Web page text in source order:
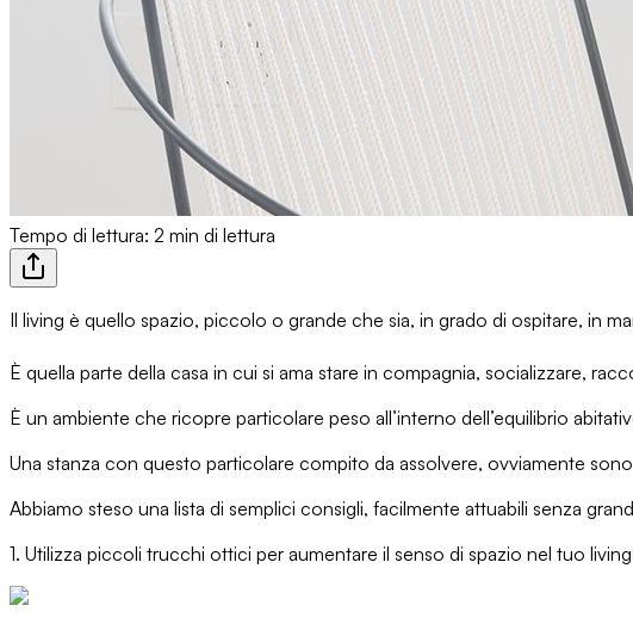
Tempo di lettura: 2 min di lettura
Il living è quello spazio, piccolo o grande che sia, in grado di ospitare, in
È quella parte della casa in cui si ama stare in compagnia, socializzare,
È un ambiente che ricopre particolare peso all’interno dell’equilibrio
Una stanza con questo particolare compito da assolvere, ovviamente
Abbiamo steso una lista di semplici consigli, facilmente attuabili senza
1. Utilizza piccoli trucchi ottici per aumentare il senso di spazio nel tuo